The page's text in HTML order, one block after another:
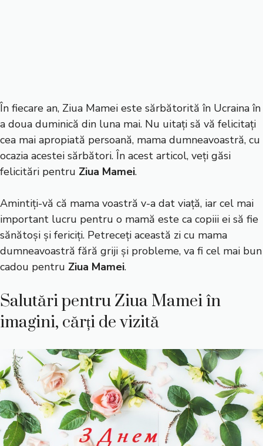
În fiecare an, Ziua Mamei este sărbătorită în Ucraina în
a doua duminică din luna mai. Nu uitați să vă felicitați
cea mai apropiată persoană, mama dumneavoastră, cu
ocazia acestei sărbători. În acest articol, veți găsi
felicitări pentru Ziua Mamei.
Amintiți-vă că mama voastră v-a dat viață, iar cel mai
important lucru pentru o mamă este ca copiii ei să fie
sănătoși și fericiți. Petreceți această zi cu mama
dumneavoastră fără griji și probleme, va fi cel mai bun
cadou pentru Ziua Mamei.
Salutări pentru Ziua Mamei în
imagini, cărți de vizită